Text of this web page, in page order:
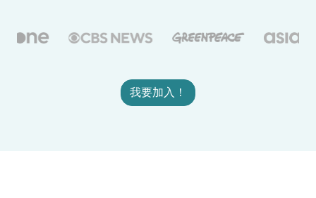
我要加入！